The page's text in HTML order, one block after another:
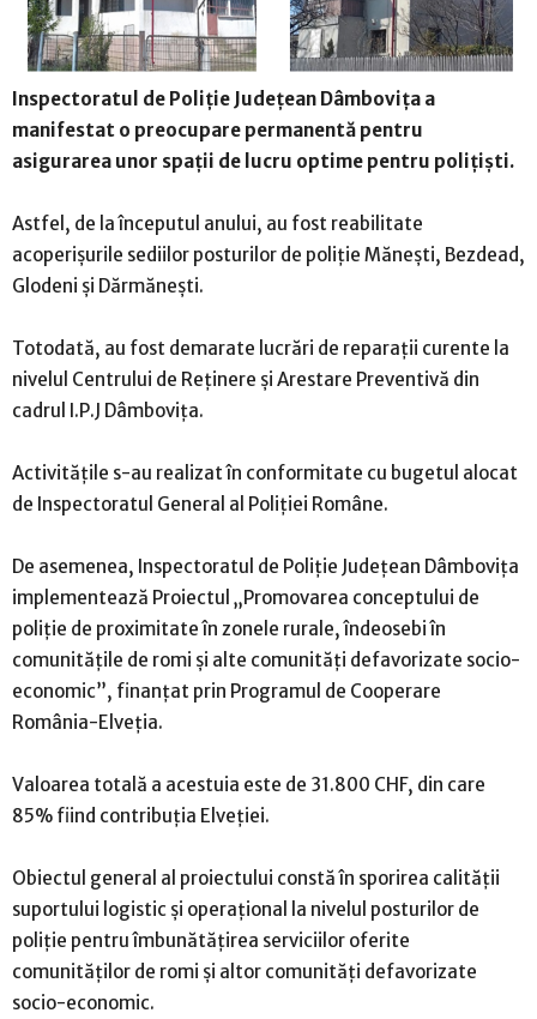
Inspectoratul de Poliție Județean Dâmbovița a
manifestat o preocupare permanentă pentru
asigurarea unor spații de lucru optime pentru polițiști.
Astfel, de la începutul anului, au fost reabilitate
acoperișurile sediilor posturilor de poliție Mănești, Bezdead,
Glodeni și Dărmănești.
Totodată, au fost demarate lucrări de reparații curente la
nivelul Centrului de Reținere și Arestare Preventivă din
cadrul I.P.J Dâmbovița.
Activitățile s-au realizat în conformitate cu bugetul alocat
de Inspectoratul General al Poliției Române.
De asemenea, Inspectoratul de Poliție Județean Dâmbovița
implementează Proiectul „Promovarea conceptului de
poliție de proximitate în zonele rurale, îndeosebi în
comunitățile de romi și alte comunități defavorizate socio-
economic”, finanțat prin Programul de Cooperare
România-Elveția.
Valoarea totală a acestuia este de 31.800 CHF, din care
85% fiind contribuția Elveției.
Obiectul general al proiectului constă în sporirea calității
suportului logistic și operațional la nivelul posturilor de
poliție pentru îmbunătățirea serviciilor oferite
comunităților de romi și altor comunități defavorizate
socio-economic.